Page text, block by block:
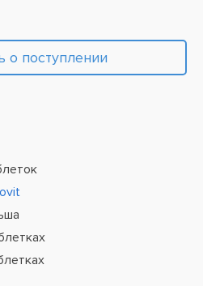
о поступлении